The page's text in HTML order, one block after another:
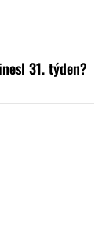
31. týden?